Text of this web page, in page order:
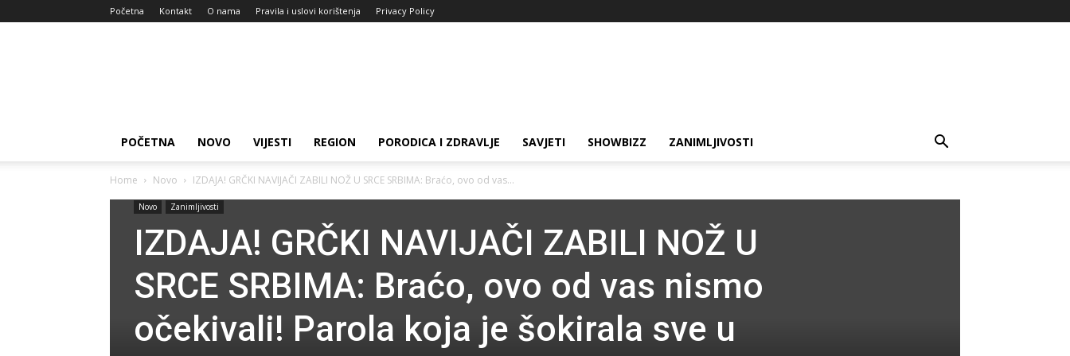
Početna Kontakt O nama Pravila i uslovi korištenja Privacy Policy
POČETNA NOVO VIJESTI REGION PORODICA I ZDRAVLJE SAVJETI SHOWBIZZ ZANIMLJIVOSTI
Home Novo IZDAJA! GRČKI NAVIJAČI ZABILI NOŽ U SRCE SRBIMA: Braćo, ovo od vas...
Novo Zanimljivosti
IZDAJA! GRČKI NAVIJAČI ZABILI NOŽ U
SRCE SRBIMA: Braćo, ovo od vas nismo
očekivali! Parola koja je šokirala sve u